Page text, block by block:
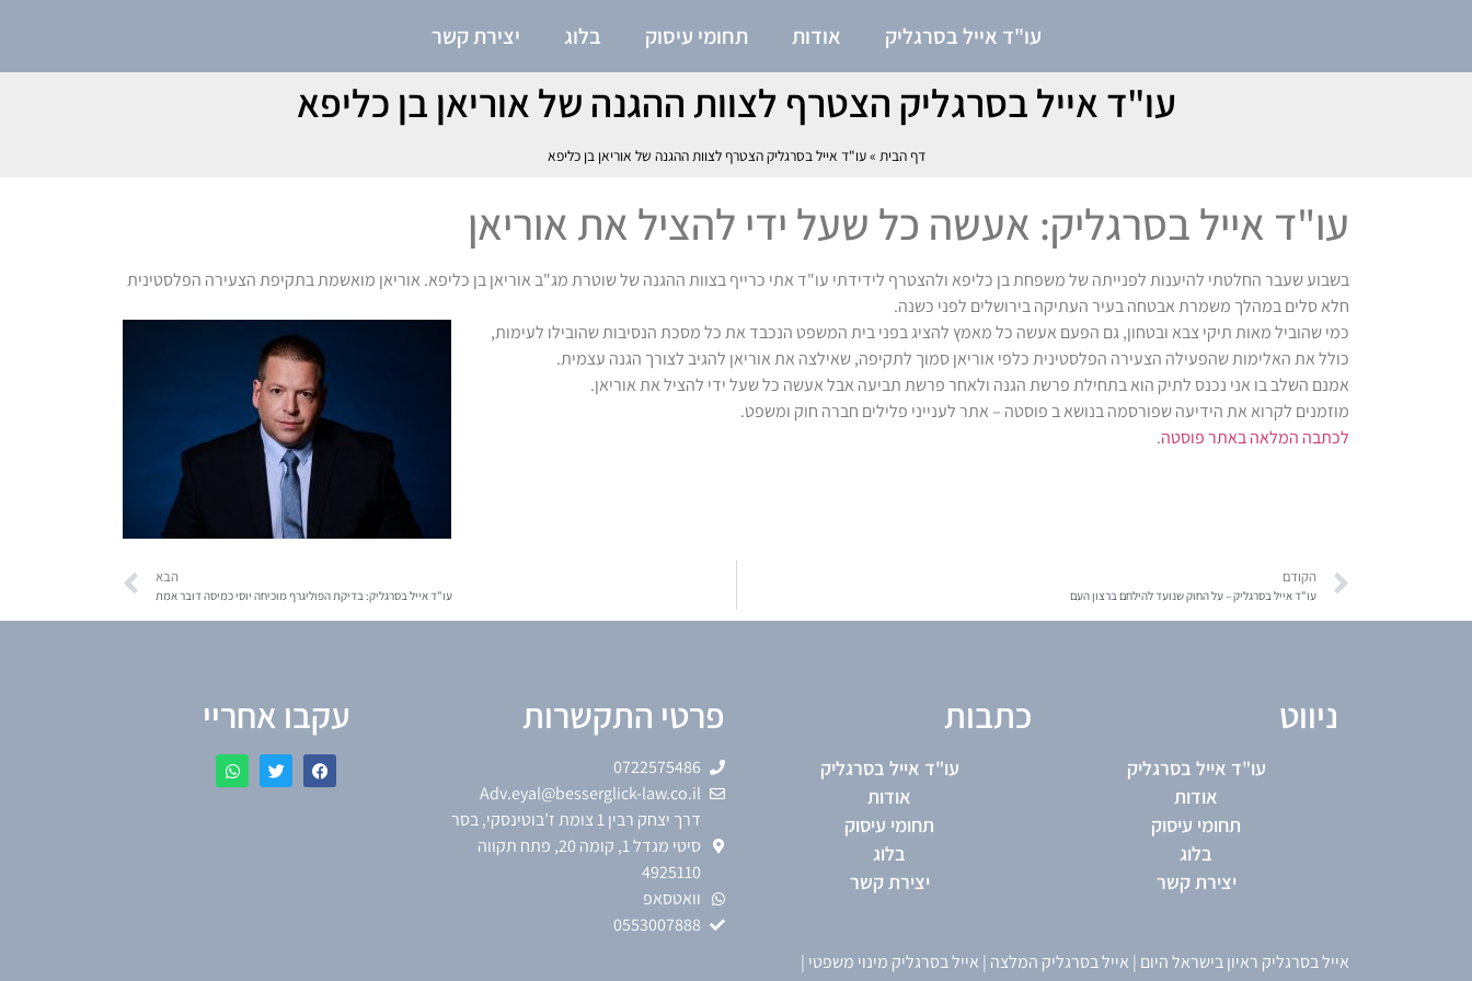
עו"ד אייל בסרגליק אודות תחומי עיסוק בלוג יצירת קשר
עו"ד אייל בסרגליק הצטרף לצוות ההגנה של אוריאן בן כליפא
דף הבית »עו"ד אייל בסרגליק הצטרף לצוות ההגנה של אוריאן בן כליפא
עו"ד אייל בסרגליק: אעשה כל שעל ידי להציל את אוריאן
בשבוע שעבר החלטתי להיענות לפנייתה של משפחת בן כליפא ולהצטרף לידידתי עו"ד אתי כרייף בצוות ההגנה של שוטרת מג"ב אוריאן בן כליפא. אוריאן מואשמת בתקיפת הצעירה הפלסטינית
חלא סלים במהלך משמרת אבטחה בעיר העתיקה בירושלים לפני כשנה.
כמי שהוביל מאות תיקי צבא ובטחון, גם הפעם אעשה כל מאמץ להציג בפני בית המשפט הנכבד את כל מסכת הנסיבות שהובילו לעימות,
כולל את האלימות שהפעילה הצעירה הפלסטינית כלפי אוריאן סמוך לתקיפה, שאילצה את אוריאן להגיב לצורך הגנה עצמית.
אמנם השלב בו אני נכנס לתיק הוא בתחילת פרשת הגנה ולאחר פרשת תביעה אבל אעשה כל שעל ידי להציל את אוריאן.
מוזמנים לקרוא את הידיעה שפורסמה בנושא ב פוסטה – אתר לענייני פלילים חברה חוק ומשפט.
לכתבה המלאה באתר פוסטה.
הקודם
עו"ד אייל בסרגליק – על החוק שנועד להילחם ברצון העם
הבא
עו"ד אייל בסרגליק: בדיקת הפוליגרף מוכיחה יוסי כמיסה דובר אמת
ניווט
עו"ד אייל בסרגליק
אודות
תחומי עיסוק
בלוג
יצירת קשר
כתבות
עו"ד אייל בסרגליק
אודות
תחומי עיסוק
בלוג
יצירת קשר
פרטי התקשרות
0722575486
Adv.eyal@besserglick-law.co.il
דרך יצחק רבין 1 צומת ז’בוטינסקי, בסר
סיטי מגדל 1, קומה 20, פתח תקווה
4925110
וואטסאפ
0553007888
עקבו אחריי
אייל בסרגליק ראיון בישראל היום | אייל בסרגליק המלצה | אייל בסרגליק מינוי משפטי |